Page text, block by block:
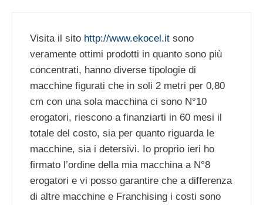
Visita il sito http://www.ekocel.it sono
veramente ottimi prodotti in quanto sono più
concentrati, hanno diverse tipologie di
macchine figurati che in soli 2 metri per 0,80
cm con una sola macchina ci sono N°10
erogatori, riescono a finanziarti in 60 mesi il
totale del costo, sia per quanto riguarda le
macchine, sia i detersivi. Io proprio ieri ho
firmato l’ordine della mia macchina a N°8
erogatori e vi posso garantire che a differenza
di altre macchine e Franchising i costi sono